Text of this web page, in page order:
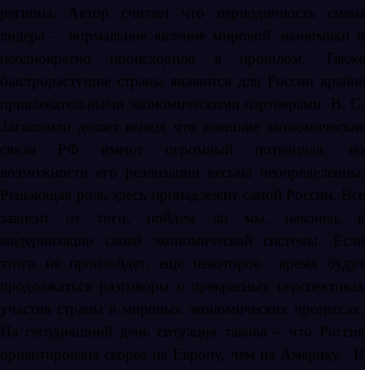
региона. Автор считает что периодичность смена
лидера – нормальное явление мировой экономики и
неоднократно происходило в прошлом. Также
быстрорастущие страны являются для России крайне
привлекательными экономическими партнерами. В. С.
Загашвили делает вывод что внешние экономические
связи РФ имеют огромный потенциал, но
возможности его реализации весьма неопределенны.
Решающая роль здесь принадлежит самой России. Все
зависит от того, пойдем ли мы, наконец, к
модернизации своей экономической системы. Если
этого не произойдет, еще некоторое время будут
продолжаться разговоры о прекрасных перспективах
участия страны в мировых экономических процессах.
На сегодняшний день ситуация такова – что Россия
ориентирована скорее на Европу, чем на Америку. И